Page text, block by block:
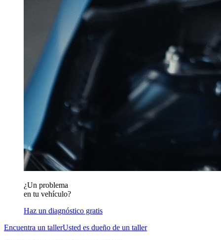
¿Un problema
en tu vehículo?
Haz un diagnóstico gratis
Encuentra un tallerUsted es dueño de un taller